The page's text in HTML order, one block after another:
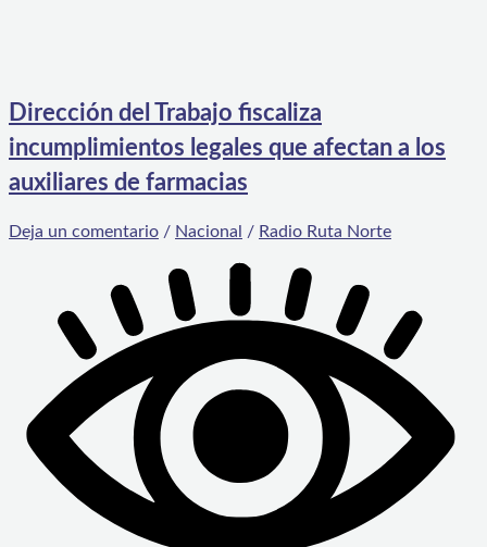
Dirección del Trabajo fiscaliza
incumplimientos legales que afectan a los
auxiliares de farmacias
Deja un comentario / Nacional / Radio Ruta Norte